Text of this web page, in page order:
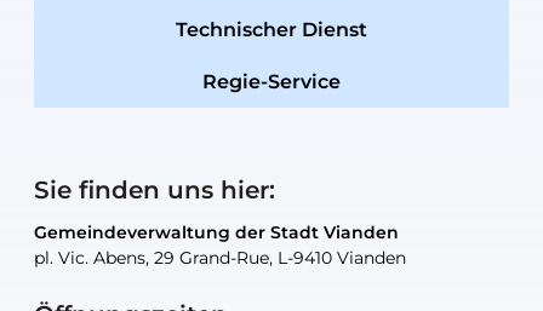
Technischer Dienst
Regie-Service
Sie finden uns hier:
Gemeindeverwaltung der Stadt Vianden
pl. Vic. Abens, 29 Grand-Rue, L-9410 Vianden
Gemeindeverwaltung der Stadt Vianden
pl. Vic. Abens, 29 Grand-Rue, L-9410 Vianden
Gemeindeverwaltung der Stadt Vianden
pl. Vic. Abens, 29 Grand-Rue, L-9410 Vianden
Gemeindeverwaltung der Stadt Vianden
pl. Vic. Abens, 29 Grand-Rue, L-9410 Vianden
Gemeindewerkstatt der Stadt Vianden
30, rue Neugarten, L-9422 Vianden